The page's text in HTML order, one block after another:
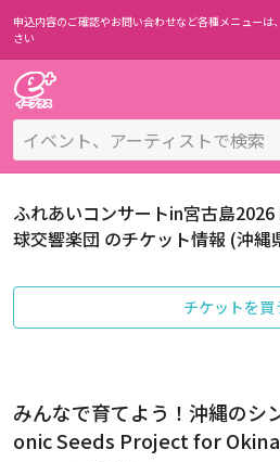
申込内容のご確認やお問い合わせなど各種メニューは、
さい
ふれあいコンサートin宮古島
球交響楽団 のチケット情報 (沖縄
チケットを買
みんなで育てよう！沖縄のシ
onic Seeds Project for